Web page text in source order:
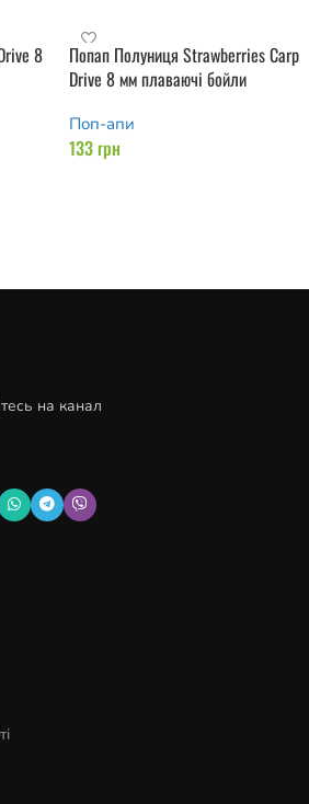
8
Попап Полуниця Strawberries Carp
Drive 8 мм плаваючі бойли
Поп-апи
133грн
на канал